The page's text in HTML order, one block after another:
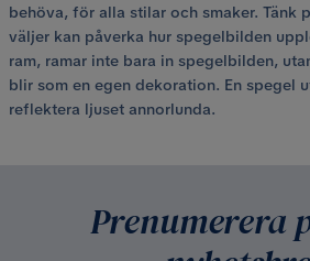
behöva, för alla stilar och smaker. Tänk
väljer kan påverka hur spegelbilden
ram, ramar inte bara in spegelbilden,
blir som en egen dekoration. En spegel
reflektera ljuset annorlunda.
Prenumerera